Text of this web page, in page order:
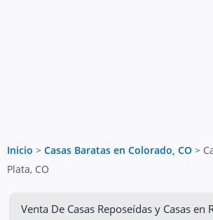
Inicio > Casas Baratas en Colorado, CO >
Plata, CO
Venta De Casas Reposeídas y Casas en